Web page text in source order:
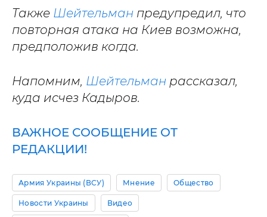
Также Шейтельман предупредил, что
повторная атака на Киев возможна,
предположив когда.
Напомним, Шейтельман рассказал,
куда исчез Кадыров.
ВАЖНОЕ СООБЩЕНИЕ ОТ
РЕДАКЦИИ!
Армия Украины (ВСУ) Мнение Общество
Новости Украины Видео